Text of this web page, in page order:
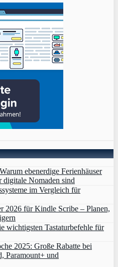
ebenerdige Ferienhäuser
digitale Nomaden sind
im Vergleich für
2026 für Kindle Scribe – Planen,
wichtigsten Tastaturbefehle für
2025: Große Rabatte bei
Paramount+ und